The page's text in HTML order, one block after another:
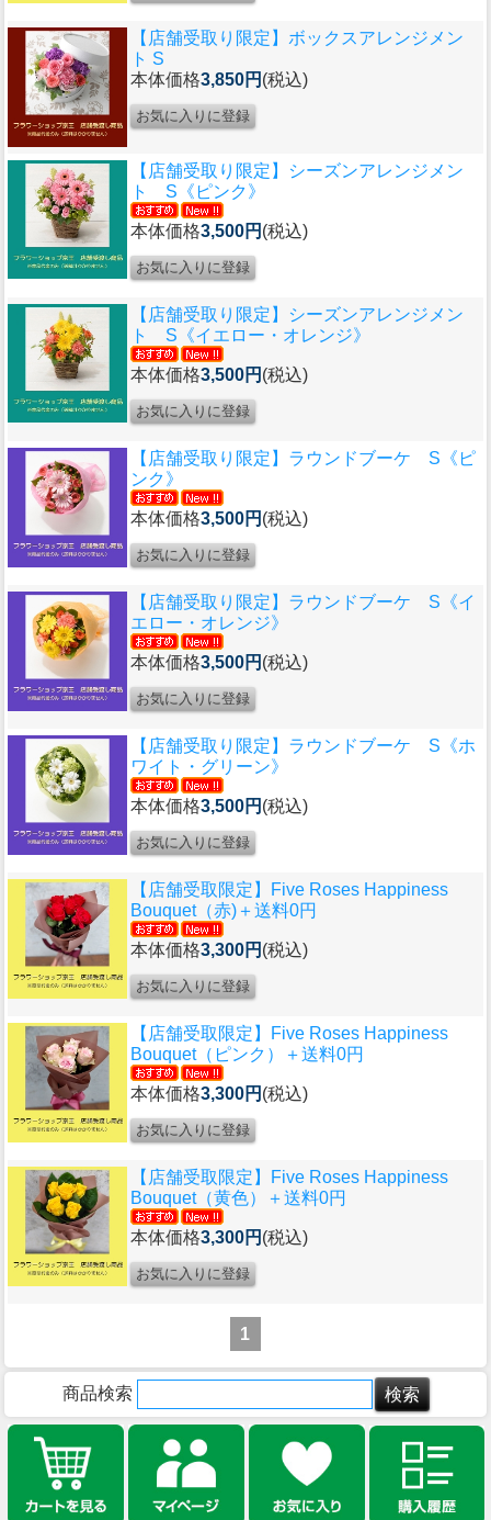
【店舗受取り限定】ボックスアレンジメン
ト S
本体価格3,850円 (税込)
【店舗受取り限定】シーズンアレンジメン
ト S《ピンク》
本体価格3,500円 (税込)
【店舗受取り限定】シーズンアレンジメン
ト S《イエロー・オレンジ》
本体価格3,500円 (税込)
【店舗受取り限定】ラウンドブーケ S《ピ
ンク》
本体価格3,500円 (税込)
【店舗受取り限定】ラウンドブーケ S《イ
エロー・オレンジ》
本体価格3,500円 (税込)
【店舗受取り限定】ラウンドブーケ S《ホ
ワイト・グリーン》
本体価格3,500円 (税込)
【店舗受取限定】Five Roses Happiness
Bouquet（赤)＋送料0円
本体価格3,300円 (税込)
【店舗受取限定】Five Roses Happiness
Bouquet（ピンク）＋送料0円
本体価格3,300円 (税込)
【店舗受取限定】Five Roses Happiness
Bouquet（黄色）＋送料0円
本体価格3,300円 (税込)
1
商品検索